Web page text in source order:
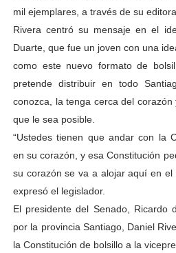
mil ejemplares, a través de su editora.
Rivera centró su mensaje en el
Duarte, que fue un joven con una
como este nuevo formato de
pretende distribuir en todo
conozca, la tenga cerca del
que le sea posible.
“Ustedes tienen que andar con la
en su corazón, y esa Constitución
su corazón se va a alojar aquí en el
expresó el legislador.
El presidente del Senado, Ricardo
por la provincia Santiago, Daniel
la Constitución de bolsillo a la